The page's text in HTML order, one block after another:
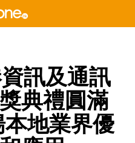
資訊及通訊
典禮圓滿
地業界優